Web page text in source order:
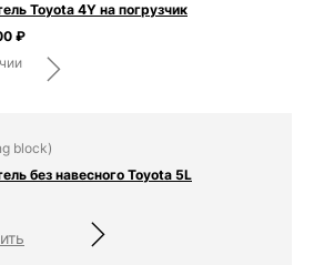
Toyota 4Y на погрузчик
₽
block)
без навесного Toyota 5L